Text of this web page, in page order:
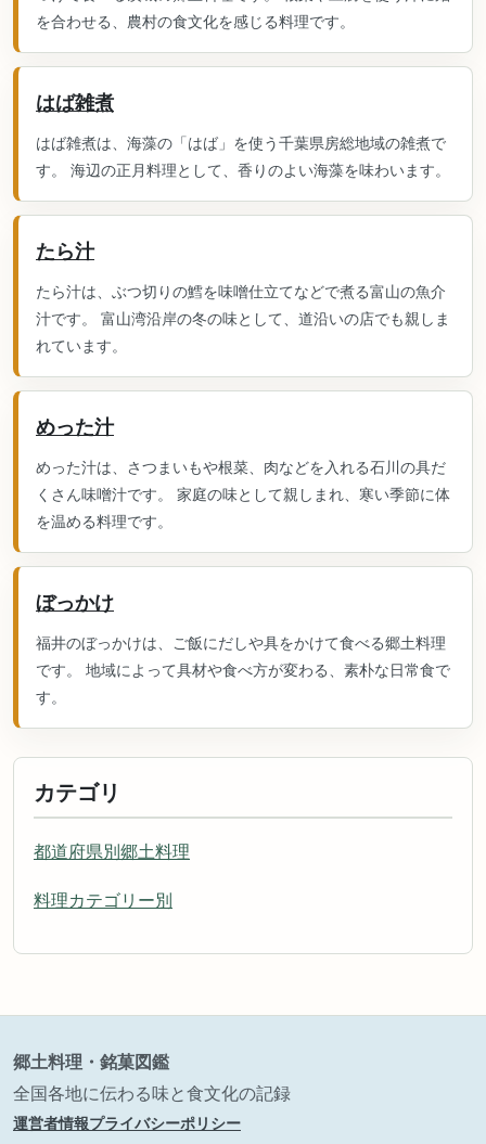
を合わせる、農村の食文化を感じる料理です。
はば雑煮
はば雑煮は、海藻の「はば」を使う千葉県房総地域の雑煮で
す。 海辺の正月料理として、香りのよい海藻を味わいます。
たら汁
たら汁は、ぶつ切りの鱈を味噌仕立てなどで煮る富山の魚介
汁です。 富山湾沿岸の冬の味として、道沿いの店でも親しま
れています。
めった汁
めった汁は、さつまいもや根菜、肉などを入れる石川の具だ
くさん味噌汁です。 家庭の味として親しまれ、寒い季節に体
を温める料理です。
ぼっかけ
福井のぼっかけは、ご飯にだしや具をかけて食べる郷土料理
です。 地域によって具材や食べ方が変わる、素朴な日常食で
す。
カテゴリ
都道府県別郷土料理
料理カテゴリー別
郷土料理・銘菓図鑑
全国各地に伝わる味と食文化の記録
運営者情報プライバシーポリシー